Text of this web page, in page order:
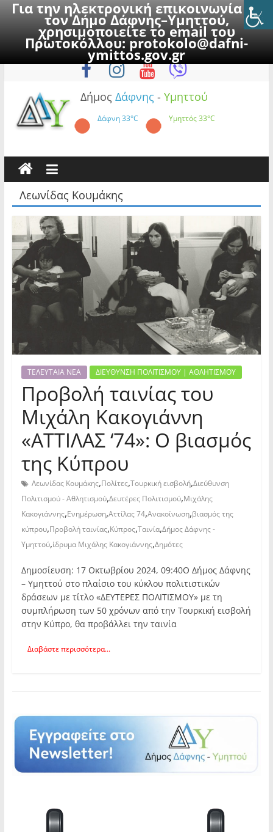
Για την ηλεκτρονική επικοινωνία με
τον Δήμο Δάφνης–Υμηττού,
χρησιμοποιείτε το email του
Πρωτοκόλλου:protokolo@dafni-
ymittos.gov.gr
to
Δευτέρα, 10 Αυγούστου 2026
Δήμος Δάφνης - Υμηττού
Δάφνη33°C Υμηττός33°C
Λεωνίδας Κουμάκης
ΤΕΛΕΥΤΑΙΑ ΝΕΑ ΔΙΕΥΘΥΝΣΗ ΠΟΛΙΤΙΣΜΟΥ | ΑΘΛΗΤΙΣΜΟΥ
Προβολή ταινίας του
Μιχάλη Κακογιάννη
«ΑΤΤΙΛΑΣ ‘74»: Ο βιασμός
της Κύπρου
Λεωνίδας Κουμάκης,Πολίτες,Τουρκική εισβολή,Διεύθυνση
Πολιτισμού - Αθλητισμού,Δευτέρες Πολιτισμού,Μιχάλης
Κακογιάννης,Ενημέρωση,Αττίλας 74,Ανακοίνωση,βιασμός της
κύπρου,Προβολή ταινίας,Κύπρος,Ταινία,Δήμος Δάφνης -
Υμηττού,ίδρυμα Μιχάλης Κακογιάννης,Δημότες
Δημοσίευση: 17 Οκτωβρίου 2024, 09:40Ο Δήμος Δάφνης
– Υμηττού στo πλαίσιo του κύκλου πολιτιστικών
δράσεων με τίτλο «ΔΕΥΤΕΡΕΣ ΠΟΛΙΤΙΣΜΟΥ» με τη
συμπλήρωση των 50 χρόνων από την Τουρκική εισβολή
στην Κύπρο, θα προβάλλει την ταινία
Διαβάστε περισσότερα...